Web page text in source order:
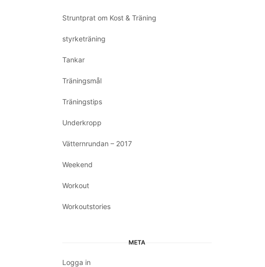
Struntprat om Kost & Träning
styrketräning
Tankar
Träningsmål
Träningstips
Underkropp
Vätternrundan – 2017
Weekend
Workout
Workoutstories
META
Logga in